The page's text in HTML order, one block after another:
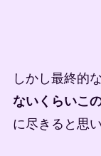
しかし最終的
ないくらいこ
に尽きると思い